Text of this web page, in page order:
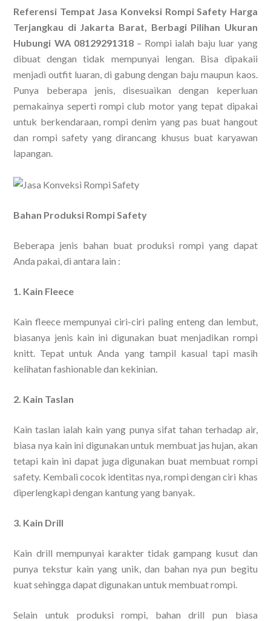
Referensi Tempat Jasa Konveksi Rompi Safety Harga
Terjangkau di Jakarta Barat, Berbagi Pilihan Ukuran
Hubungi WA 08129291318– Rompi ialah baju luar yang
dibuat dengan tidak mempunyai lengan. Bisa dipakaii
menjadi outfit luaran, di gabung dengan baju maupun kaos.
Punya beberapa jenis, disesuaikan dengan keperluan
pemakainya seperti rompi club motor yang tepat dipakai
untuk berkendaraan, rompi denim yang pas buat hangout
dan rompi safety yang dirancang khusus buat karyawan
lapangan.
Bahan Produksi Rompi Safety
Beberapa jenis bahan buat produksi rompi yang dapat
Anda pakai, di antara lain :
1. Kain Fleece
Kain fleece mempunyai ciri-ciri paling enteng dan lembut,
biasanya jenis kain ini digunakan buat menjadikan rompi
knitt. Tepat untuk Anda yang tampil kasual tapi masih
kelihatan fashionable dan kekinian.
2. Kain Taslan
Kain taslan ialah kain yang punya sifat tahan terhadap air,
biasa nya kain ini digunakan untuk membuat jas hujan, akan
tetapi kain ini dapat juga digunakan buat membuat rompi
safety. Kembali cocok identitas nya, rompi dengan ciri khas
diperlengkapi dengan kantung yang banyak.
3. Kain Drill
Kain drill mempunyai karakter tidak gampang kusut dan
punya tekstur kain yang unik, dan bahan nya pun begitu
kuat sehingga dapat digunakan untuk membuat rompi.
Selain untuk produksi rompi, bahan drill pun biasa